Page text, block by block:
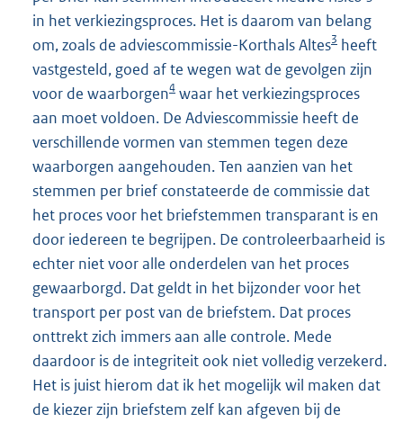
in het verkiezingsproces. Het is daarom van belang
om, zoals de adviescommissie-Korthals Altes3 heeft
vastgesteld, goed af te wegen wat de gevolgen zijn
voor de waarborgen4 waar het verkiezingsproces
aan moet voldoen. De Adviescommissie heeft de
verschillende vormen van stemmen tegen deze
waarborgen aangehouden. Ten aanzien van het
stemmen per brief constateerde de commissie dat
het proces voor het briefstemmen transparant is en
door iedereen te begrijpen. De controleerbaarheid is
echter niet voor alle onderdelen van het proces
gewaarborgd. Dat geldt in het bijzonder voor het
transport per post van de briefstem. Dat proces
onttrekt zich immers aan alle controle. Mede
daardoor is de integriteit ook niet volledig verzekerd.
Het is juist hierom dat ik het mogelijk wil maken dat
de kiezer zijn briefstem zelf kan afgeven bij de